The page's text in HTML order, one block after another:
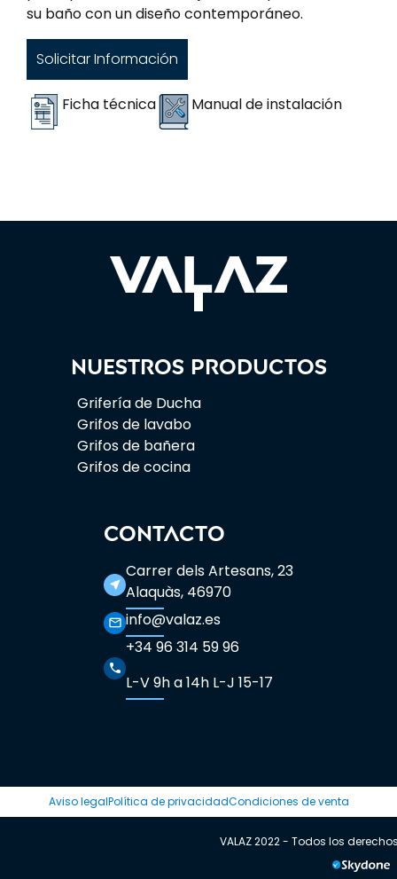
su baño con un diseño contemporáneo.
Solicitar Información
Ficha técnica Manual de instalación
Nuestros productos
Grifería de Ducha
Grifos de lavabo
Grifos de bañera
Grifos de cocina
CONTACTO
near_me
Carrer dels Artesans, 23
Alaquàs, 46970
mail_outline info@valaz.es
phone
+34 96 314 59 96
L-V 9h a 14h L-J 15-17
Aviso legalPolítica de privacidadCondiciones de venta
VALAZ 2022 - Todos los